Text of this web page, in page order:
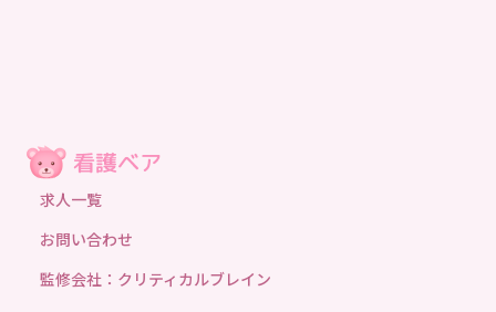
求人一覧
お問い合わせ
監修会社：クリティカルブレイン